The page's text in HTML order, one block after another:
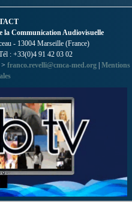
la Communication Audiovisuelle
- 13004 Marseille (France)
: +33(0)4 91 42 03 02
franco.revelli@cmca-med.org | Mentions